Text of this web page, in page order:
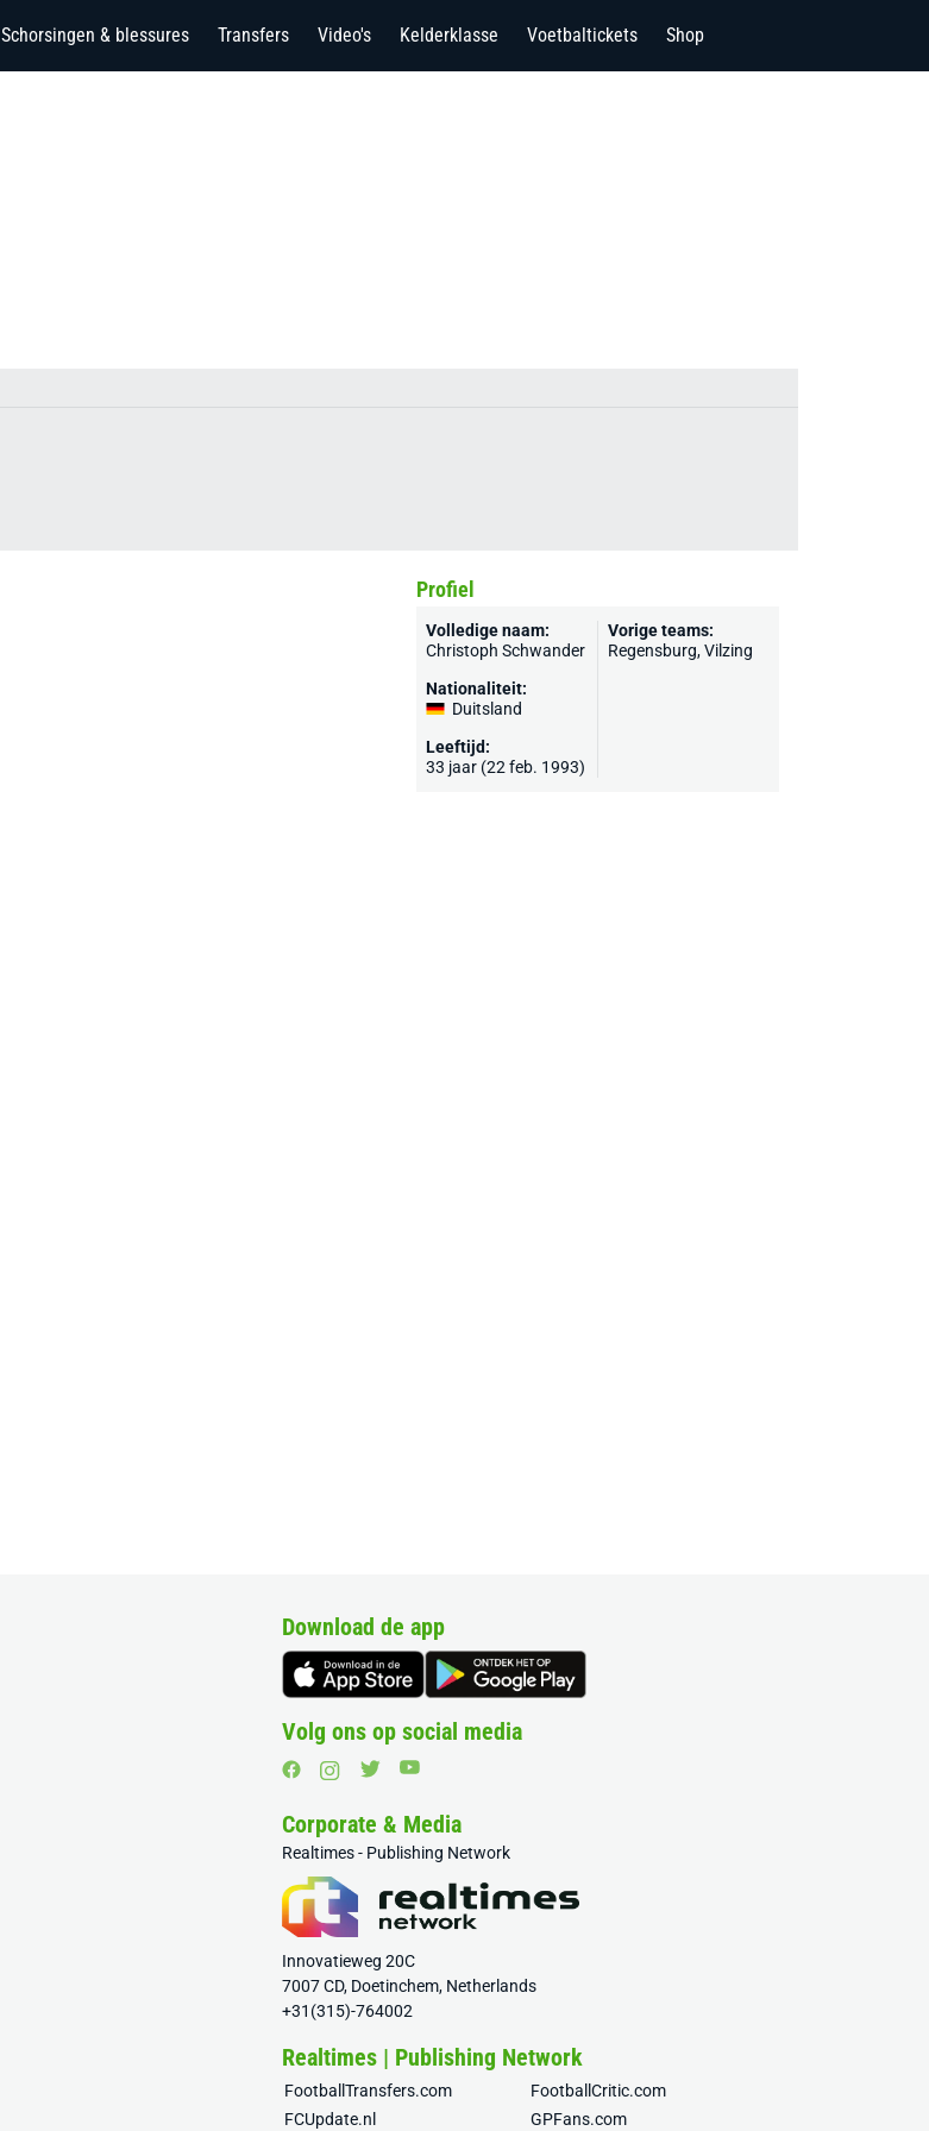
Schorsingen & blessures Transfers Video's Kelderklasse Voetbaltickets Shop
Profiel
Volledige naam:
Christoph Schwander
Nationaliteit:
Duitsland
Leeftijd:
33 jaar (22 feb. 1993)
Vorige teams:
Regensburg, Vilzing
Download de app
Volg ons op social media
Corporate & Media
Realtimes - Publishing Network
Innovatieweg 20C
7007 CD, Doetinchem, Netherlands
+31(315)-764002
Realtimes | Publishing Network
FootballTransfers.com
FootballCritic.com
FCUpdate.nl
GPFans.com